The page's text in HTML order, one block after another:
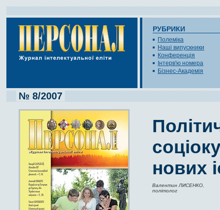
РУБРИКИ
Полеміка
Наші випускники
Конференція
Інтерв'ю номера
Бізнес-Академія
№ 8/2007
нових
Валентин ЛИСЕНКО,
політолог